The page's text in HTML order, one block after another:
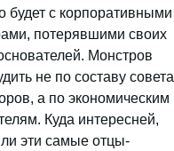
будет с корпоративными
потерявшими своих
Монстров
не по составу совета
а по экономическим
Куда интересней,
ли эти самые отцы-